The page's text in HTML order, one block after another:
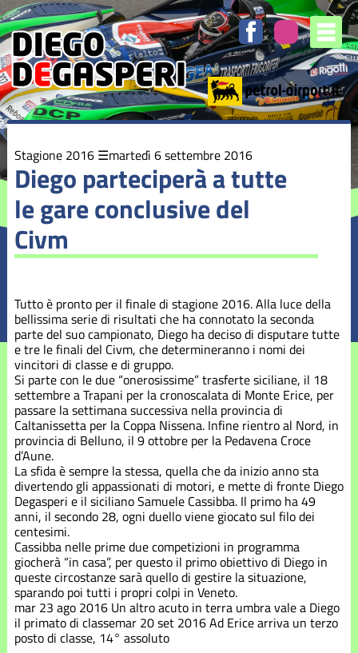
Stagione 2016 martedì 6 settembre 2016
Diego parteciperà a tutte
le gare conclusive del
Civm
Tutto è pronto per il finale di stagione 2016. Alla luce della
bellissima serie di risultati che ha connotato la seconda
parte del suo campionato, Diego ha deciso di disputare tutte
e tre le finali del Civm, che determineranno i nomi dei
vincitori di classe e di gruppo.
Si parte con le due “onerosissime” trasferte siciliane, il 18
settembre a Trapani per la cronoscalata di Monte Erice, per
passare la settimana successiva nella provincia di
Caltanissetta per la Coppa Nissena. Infine rientro al Nord, in
provincia di Belluno, il 9 ottobre per la Pedavena Croce
d’Aune.
La sfida è sempre la stessa, quella che da inizio anno sta
divertendo gli appassionati di motori, e mette di fronte Diego
Degasperi e il siciliano Samuele Cassibba. Il primo ha 49
anni, il secondo 28, ogni duello viene giocato sul filo dei
centesimi.
Cassibba nelle prime due competizioni in programma
giocherà “in casa”, per questo il primo obiettivo di Diego in
queste circostanze sarà quello di gestire la situazione,
sparando poi tutti i propri colpi in Veneto.
mar 23 ago 2016 Un altro acuto in terra umbra vale a Diego
il primato di classemar 20 set 2016Ad Erice arriva un terzo
posto di classe, 14° assoluto
degli
argomenti
delle
notizie:
Stagione
2016
Stagione
2017
Stagione
2018
Stagione
Stagione
2020
Stagione
2021
Stagione
2022
Stagione
2023
Stagione
2024
Stagione
2025
Stagione
2026